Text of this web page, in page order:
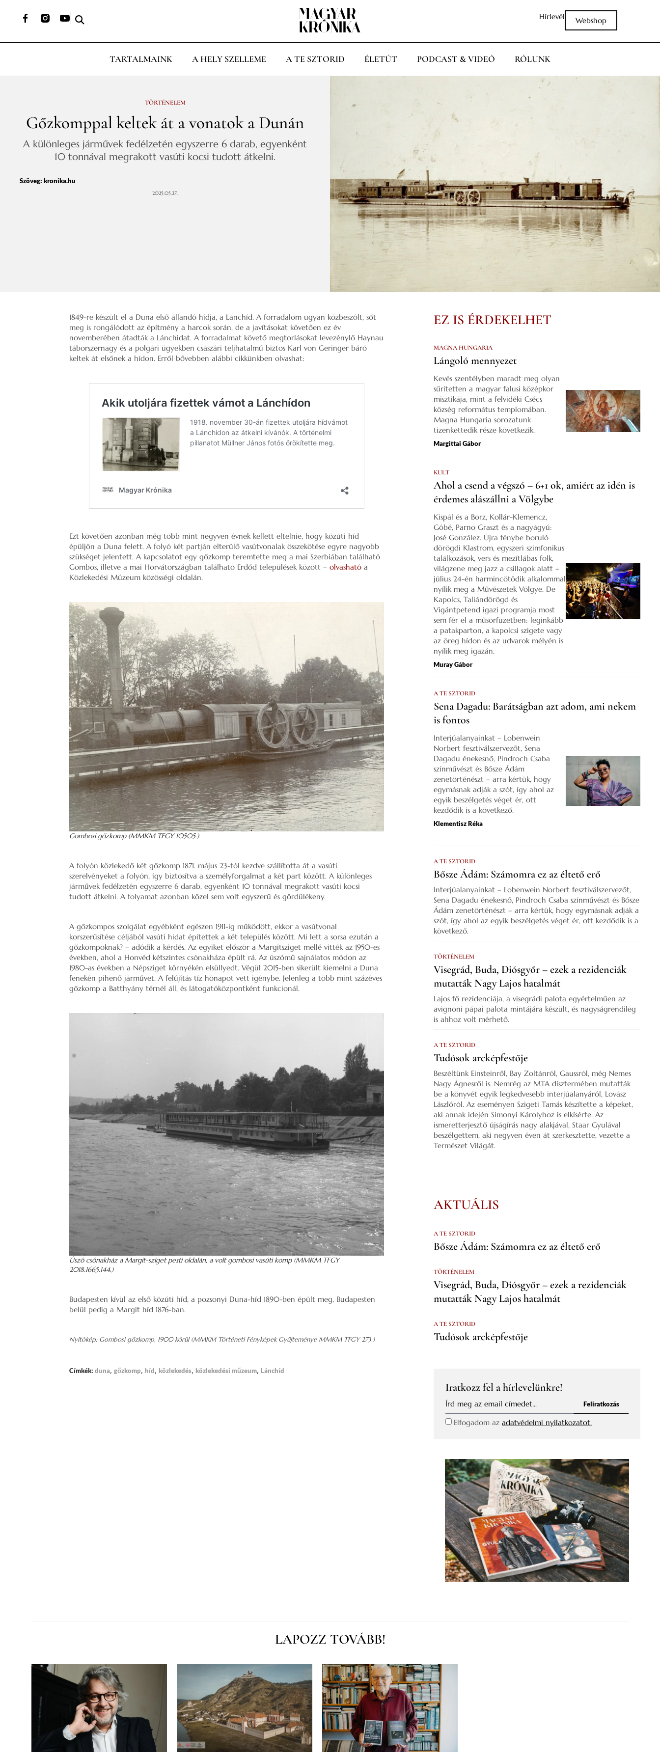
Hírlevél Webshop
TARTALMAINK A HELY SZELLEME A TE SZTORID ÉLETÚT PODCAST & VIDEÓ RÓLUNK
TÖRTÉNELEM
Gőzkomppal keltek át a vonatok a Dunán
A különleges járművek fedélzetén egyszerre 6 darab, egyenként
10 tonnával megrakott vasúti kocsi tudott átkelni.
Szöveg: kronika.hu
2025.05.27.
1849-re készült el a Duna első állandó hídja, a Lánchíd. A forradalom ugyan közbeszólt, sőt
meg is rongálódott az építmény a harcok során, de a javításokat követően ez év
novemberében átadták a Lánchidat. A forradalmat követő megtorlásokat levezénylő Haynau
táborszernagy és a polgári ügyekben császári teljhatalmú biztos Karl von Geringer báró
keltek át elsőnek a hídon. Erről bővebben alábbi cikkünkben olvashat:
Ezt követően azonban még több mint negyven évnek kellett eltelnie, hogy közúti híd
épüljön a Duna felett. A folyó két partján elterülő vasútvonalak összekötése egyre nagyobb
szükséget jelentett. A kapcsolatot egy gőzkomp teremtette meg a mai Szerbiában található
Gombos, illetve a mai Horvátországban található Erdőd települések között –olvasható a
Közlekedési Múzeum közösségi oldalán.
Gombosi gőzkomp (MMKM TFGY 10505.)
A folyón közlekedő két gőzkomp 1871. május 23-tól kezdve szállította át a vasúti
szerelvényeket a folyón, így biztosítva a személyforgalmat a két part között. A különleges
járművek fedélzetén egyszerre 6 darab, egyenként 10 tonnával megrakott vasúti kocsi
tudott átkelni. A folyamat azonban közel sem volt egyszerű és gördülékeny.
A gőzkompos szolgálat egyébként egészen 1911-ig működött, ekkor a vasútvonal
korszerűsítése céljából vasúti hidat építettek a két település között. Mi lett a sorsa ezután a
gőzkompoknak? – adódik a kérdés. Az egyiket először a Margitsziget mellé vitték az 1950-es
években, ahol a Honvéd kétszintes csónakháza épült rá. Az úszómű sajnálatos módon az
1980-as években a Népsziget környékén elsüllyedt. Végül 2015-ben sikerült kiemelni a Duna
fenekén pihenő járművet. A felújítás tíz hónapot vett igénybe. Jelenleg a több mint százéves
gőzkomp a Batthyány térnél áll, és látogatóközpontként funkcionál.
Úszó csónakház a Margit-sziget pesti oldalán, a volt gombosi vasúti komp (MMKM TFGY
2018.1665.144.)
Budapesten kívül az első közúti híd, a pozsonyi Duna-híd 1890-ben épült meg, Budapesten
belül pedig a Margit híd 1876-ban.
Nyitókép: Gombosi gőzkomp, 1900 körül (MMKM Történeti Fényképek Gyűjteménye MMKM TFGY 273.)
Címkék:duna, gőzkomp, híd, közlekedés, közlekedési műzeum, Lánchíd
EZ IS ÉRDEKELHET
MAGNA HUNGARIA
Lángoló mennyezet
Kevés szentélyben maradt meg olyan
sűrítetten a magyar falusi középkor
misztikája, mint a felvidéki Csécs
község református templomában.
Magna Hungaria sorozatunk
tizenkettedik része következik.
Margittai Gábor
KULT
Ahol a csend a végszó – 6+1 ok, amiért az idén is
érdemes alászállni a Völgybe
Kispál és a Borz, Kollár-Klemencz,
Góbé, Parno Graszt és a nagyágyú:
José González. Újra fénybe boruló
dörögdi Klastrom, egyszeri szimfonikus
találkozások, vers és mezítlábas folk,
világzene meg jazz a csillagok alatt –
július 24-én harmincötödik alkalommal
nyílik meg a Művészetek Völgye. De
Kapolcs, Taliándörögd és
Vigántpetend igazi programja most
sem fér el a műsorfüzetben: leginkább
a patakparton, a kapolcsi szigete vagy
az öreg hídon és az udvarok mélyén is
nyílik meg igazán.
Muray Gábor
A TE SZTORID
Sena Dagadu: Barátságban azt adom, ami nekem
is fontos
Interjúalanyainkat – Lobenwein
Norbert fesztiválszervezőt, Sena
Dagadu énekesnő, Pindroch Csaba
színművészt és Bősze Ádám
zenetörténészt – arra kértük, hogy
egymásnak adják a szót, így ahol az
egyik beszélgetés véget ér, ott
kezdődik is a következő.
Klementisz Réka
A TE SZTORID
Bősze Ádám: Számomra ez az éltető erő
Interjúalanyainkat – Lobenwein Norbert fesztiválszervezőt,
Sena Dagadu énekesnő, Pindroch Csaba színművészt és Bősze
Ádám zenetörténészt – arra kértük, hogy egymásnak adják a
szót, így ahol az egyik beszélgetés véget ér, ott kezdődik is a
következő.
TÖRTÉNELEM
Visegrád, Buda, Diósgyőr – ezek a rezidenciák
mutatták Nagy Lajos hatalmát
Lajos fő rezidenciája, a visegrádi palota egyértelműen az
avignoni pápai palota mintájára készült, és nagyságrendileg
is ahhoz volt mérhető.
A TE SZTORID
Tudósok arcképfestője
Beszéltünk Einsteinről, Bay Zoltánról, Gaussról, még Nemes
Nagy Ágnesről is. Nemrég az MTA dísztermében mutatták
be a könyvét egyik legkedvesebb interjúalanyáról, Lovász
Lászlóról. Az eseményen Szigeti Tamás készítette a képeket,
aki annak idején Simonyi Károlyhoz is elkísérte. Az
ismeretterjesztő újságírás nagy alakjával, Staar Gyulával
beszélgettem, aki negyven éven át szerkesztette, vezette a
Természet Világát.
AKTUÁLIS
A TE SZTORID
Bősze Ádám: Számomra ez az éltető erő
TÖRTÉNELEM
Visegrád, Buda, Diósgyőr – ezek a rezidenciák
mutatták Nagy Lajos hatalmát
A TE SZTORID
Tudósok arcképfestője
Iratkozz fel a hírlevelünkre!
Elfogadom azadatvédelmi nyilatkozatot.
Feliratkozás
LAPOZZ TOVÁBB!